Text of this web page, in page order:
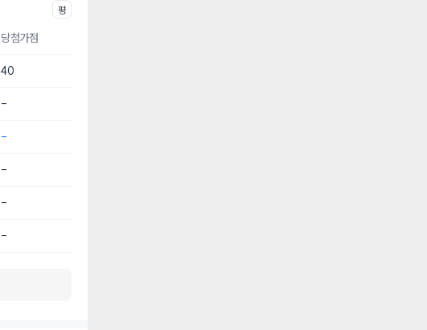
평
당첨가점
40
-
-
-
-
-